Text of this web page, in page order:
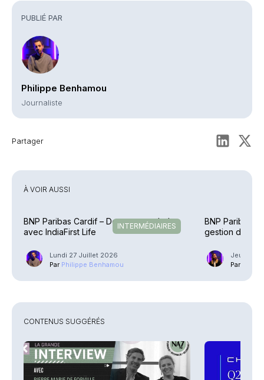
PUBLIÉ PAR
Philippe Benhamou
Journaliste
Partager
À VOIR AUSSI
INTERMÉDIAIRES
BNP Paribas Cardif – De retour en Inde
avec IndiaFirst Life
Lundi 27 Juillet 2026
Par Philippe Benhamou
BNP Paribas
gestion
Jeudi 30
Par
CONTENUS SUGGÉRÉS